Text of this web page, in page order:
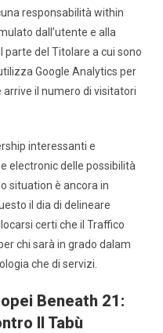
responsabilità within
dall’utente e alla
parte del Titolare a cui sono
Google Analytics per
il numero di visitatori
interessanti e
electronic delle possibilità
situation è ancora in
il dia di delineare
certi che il Traffico
chi sarà in grado dalam
che di servizi.
Beneath 21:
Il Tabù